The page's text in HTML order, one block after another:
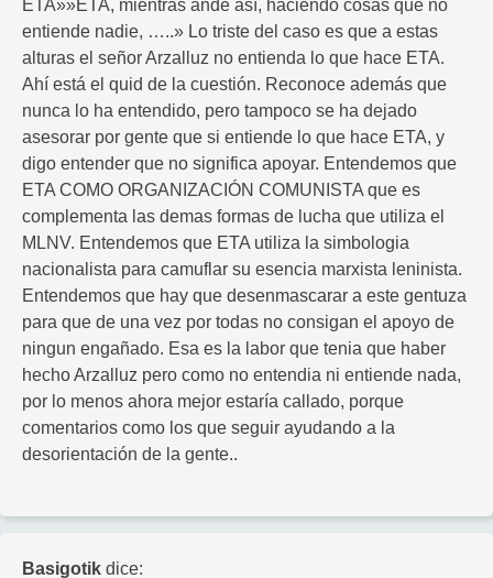
ETA»»ETA, mientras ande así, haciendo cosas que no
entiende nadie, …..» Lo triste del caso es que a estas
alturas el señor Arzalluz no entienda lo que hace ETA.
Ahí está el quid de la cuestión. Reconoce además que
nunca lo ha entendido, pero tampoco se ha dejado
asesorar por gente que si entiende lo que hace ETA, y
digo entender que no significa apoyar. Entendemos que
ETA COMO ORGANIZACIÓN COMUNISTA que es
complementa las demas formas de lucha que utiliza el
MLNV. Entendemos que ETA utiliza la simbologia
nacionalista para camuflar su esencia marxista leninista.
Entendemos que hay que desenmascarar a este gentuza
para que de una vez por todas no consigan el apoyo de
ningun engañado. Esa es la labor que tenia que haber
hecho Arzalluz pero como no entendia ni entiende nada,
por lo menos ahora mejor estaría callado, porque
comentarios como los que seguir ayudando a la
desorientación de la gente..
Basigotik dice: